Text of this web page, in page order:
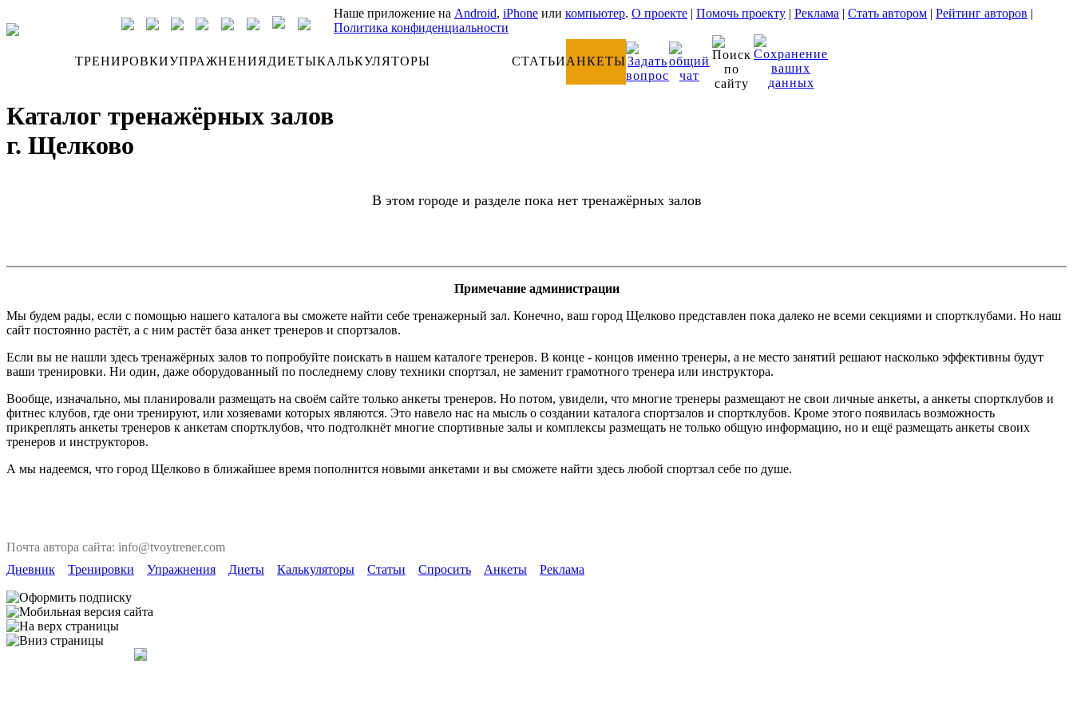
Наше приложение на Android, iPhone или компьютер. О проекте | Помочь проекту | Реклама | Стать автором | Рейтинг авторов |
Политика конфиденциальности
ТРЕНИРОВКИУПРАЖНЕНИЯДИЕТЫКАЛЬКУЛЯТОРЫ СТАТЬИАНКЕТЫ
Каталог тренажёрных залов
г. Щелково
В этом городе и разделе пока нет тренажёрных залов
Примечание администрации
Мы будем рады, если с помощью нашего каталога вы сможете найти себе тренажерный зал. Конечно, ваш город Щелково представлен пока далеко не всеми секциями и спортклубами. Но наш
сайт постоянно растёт, а с ним растёт база анкет тренеров и спортзалов.
Если вы не нашли здесь тренажёрных залов то попробуйте поискать в нашем каталоге тренеров. В конце - концов именно тренеры, а не место занятий решают насколько эффективны будут
ваши тренировки. Ни один, даже оборудованный по последнему слову техники спортзал, не заменит грамотного тренера или инструктора.
Вообще, изначально, мы планировали размещать на своём сайте только анкеты тренеров. Но потом, увидели, что многие тренеры размещают не свои личные анкеты, а анкеты спортклубов и
фитнес клубов, где они тренируют, или хозяевами которых являются. Это навело нас на мысль о создании каталога спортзалов и спортклубов. Кроме этого появилась возможность
прикреплять анкеты тренеров к анкетам спортклубов, что подтолкнёт многие спортивные залы и комплексы размещать не только общую информацию, но и ещё размещать анкеты своих
тренеров и инструкторов.
А мы надеемся, что город Щелково в ближайшее время пополнится новыми анкетами и вы сможете найти здесь любой спортзал себе по душе.
Почта автора сайта: info@tvoytrener.com
Дневник
Тренировки Упражнения Диеты Калькуляторы Статьи Спросить Анкеты Реклама